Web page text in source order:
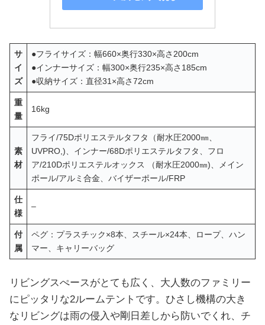
サ
イ
ズ
●フライサイズ：幅660×奥行330×高さ200cm
●インナーサイズ：幅300×奥行235×高さ185cm
●収納サイズ：直径31×高さ72cm
重
量
16kg
素
材
フライ/75Dポリエステルタフタ（耐水圧2000㎜、
UVPRO,)、インナー/68Dポリエステルタフタ、フロ
ア/210Dポリエステルオックス （耐水圧2000㎜)、メイン
ポール/アルミ合金、バイザーポール/FRP
仕
様
–
付
属
ペグ：プラスチック×8本、スチール×24本、ロープ、ハン
マー、キャリーバッグ
リビングスぺースがとても広く、大人数のファミリー
にピッタリな2ルームテントです。ひさし機構の大き
なリビングは雨の侵入や剛日差しから防いでくれ、チ